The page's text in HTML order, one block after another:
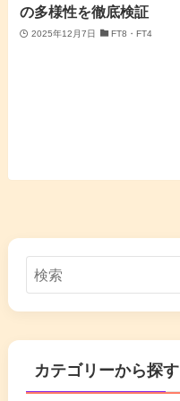
の多様性を徹底検証
2025年12月7日 FT8・FT4
カテゴリーから探す